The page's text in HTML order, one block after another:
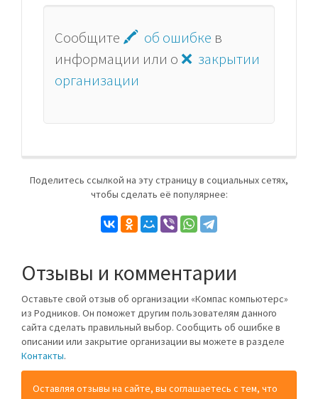
Сообщите 🖍 об ошибке в
информации или о ❌ закрытии
организации
Поделитесь ссылкой на эту страницу в социальных сетях,
чтобы сделать её популярнее:
Отзывы и комментарии
Оставьте свой отзыв об организации «Компас компьютерс»
из Родников. Он поможет другим пользователям данного
сайта сделать правильный выбор. Сообщить об ошибке в
описании или закрытие организации вы можете в разделе
Контакты.
Оставляя отзывы на сайте, вы соглашаетесь с тем, что